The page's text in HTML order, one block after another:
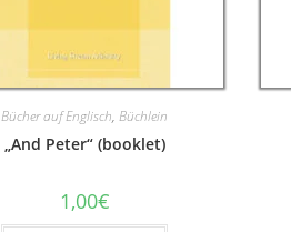
Bücher auf Englisch,Büchlein
„And Peter“ (booklet)
1,00€